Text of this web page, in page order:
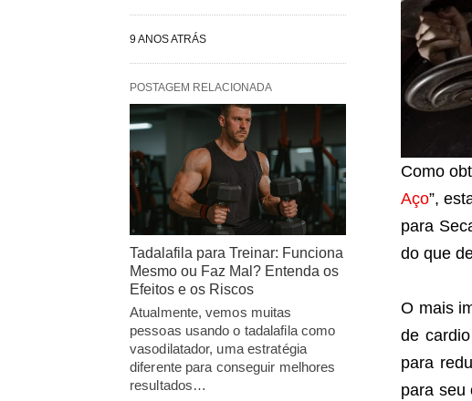
Como
Aço”,
para
do que
O mais
de
para
para seu
9 ANOS ATRÁS
POSTAGEM RELACIONADA
Tadalafila para Treinar: Funciona
Mesmo ou Faz Mal? Entenda os
Efeitos e os Riscos
Atualmente, vemos muitas
pessoas usando o tadalafila como
vasodilatador, uma estratégia
diferente para conseguir melhores
resultados…